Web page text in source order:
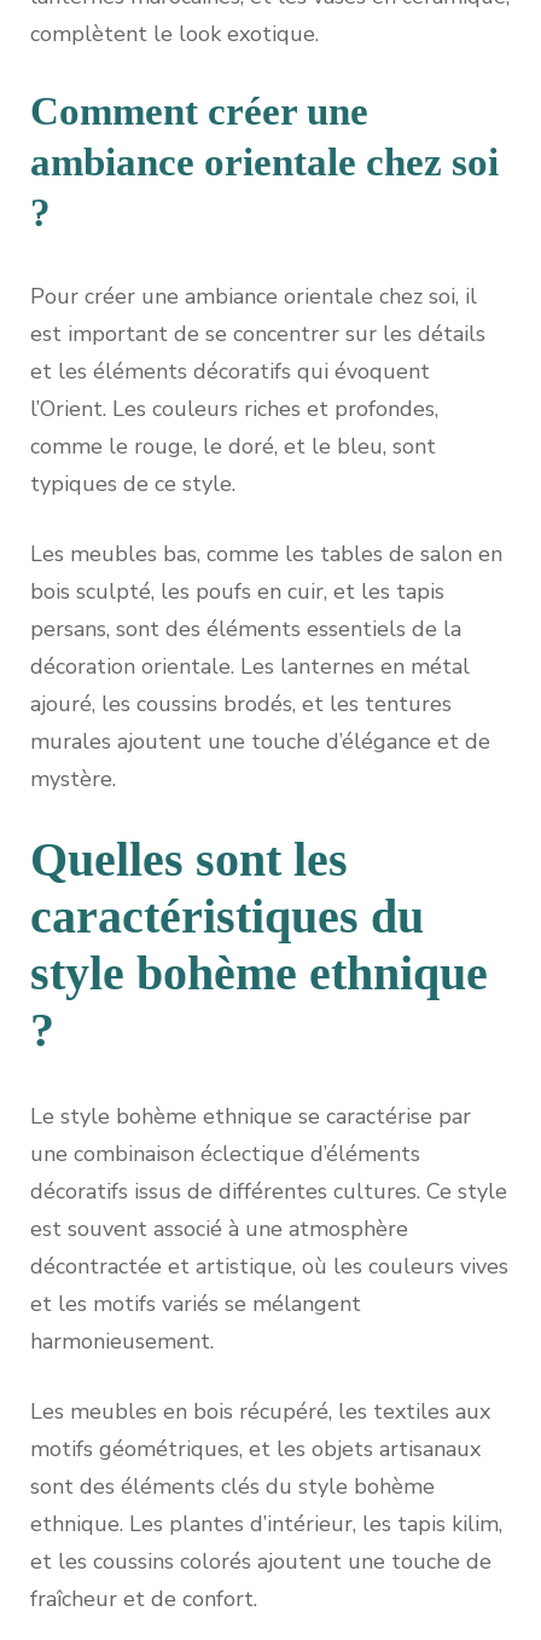
complètent le look exotique.
Comment créer une
ambiance orientale chez soi
?
Pour créer une ambiance orientale chez soi, il
est important de se concentrer sur les détails
et les éléments décoratifs qui évoquent
l’Orient. Les couleurs riches et profondes,
comme le rouge, le doré, et le bleu, sont
typiques de ce style.
Les meubles bas, comme les tables de salon en
bois sculpté, les poufs en cuir, et les tapis
persans, sont des éléments essentiels de la
décoration orientale. Les lanternes en métal
ajouré, les coussins brodés, et les tentures
murales ajoutent une touche d’élégance et de
mystère.
Quelles sont les
caractéristiques du
style bohème ethnique
?
Le style bohème ethnique se caractérise par
une combinaison éclectique d’éléments
décoratifs issus de différentes cultures. Ce style
est souvent associé à une atmosphère
décontractée et artistique, où les couleurs vives
et les motifs variés se mélangent
harmonieusement.
Les meubles en bois récupéré, les textiles aux
motifs géométriques, et les objets artisanaux
sont des éléments clés du style bohème
ethnique. Les plantes d’intérieur, les tapis kilim,
et les coussins colorés ajoutent une touche de
fraîcheur et de confort.